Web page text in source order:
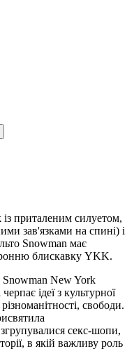
приталеним силуетом,
зав'язками на спині) і
Snowman має
блискавку YKK.
Snowman New York
ідеї з культурної
свободи.
згрупувалися секс-шопи,
в якій важливу роль